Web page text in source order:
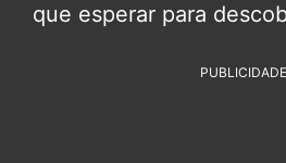
que esperar para
PUBLICIDADE